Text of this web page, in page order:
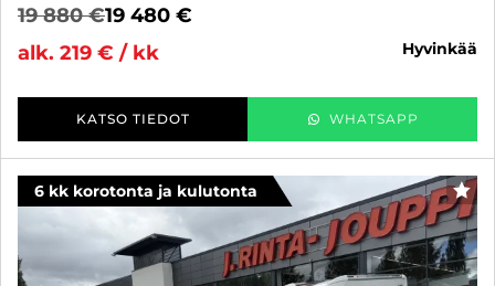
19 880 €19 480 €
alk. 219 € / kk
hyvinkää
KATSO TIEDOT WHATSAPP
6 kk korotonta ja kulutonta